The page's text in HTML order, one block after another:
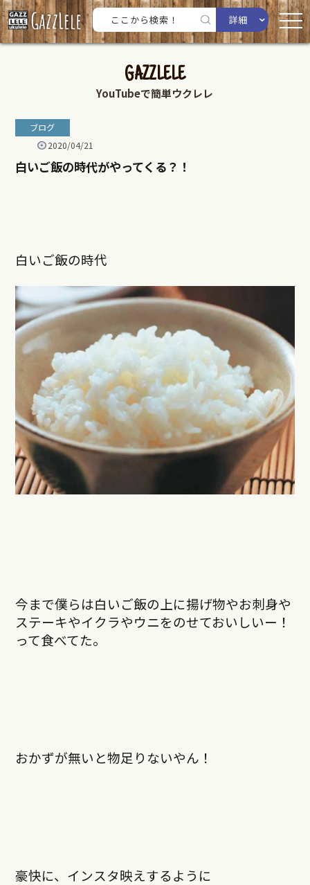
詳細
GAZZLELE
YouTubeで簡単ウクレレ
ブログ
2020/04/21
白いご飯の時代がやってくる？！
白いご飯の時代
今まで僕らは白いご飯の上に揚げ物やお刺身や
ステーキやイクラやウニをのせておいしいー！
って食べてた。
おかずが無いと物足りないやん！
豪快に、インスタ映えするように